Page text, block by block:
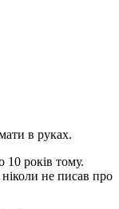
в руках.
10 років тому.
не писав про